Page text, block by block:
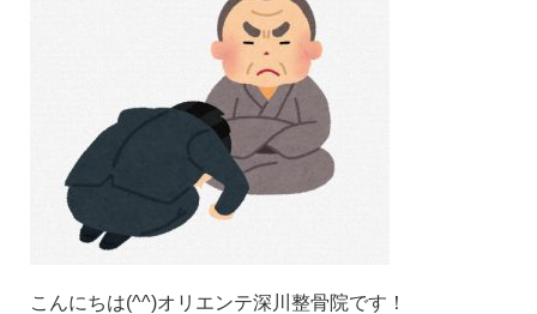
こんにちは(^^)オリエンテ深川整骨院です！